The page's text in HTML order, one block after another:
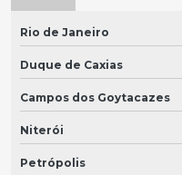
Rio de Janeiro
Duque de Caxias
Campos dos Goytacazes
Niterói
Petrópolis